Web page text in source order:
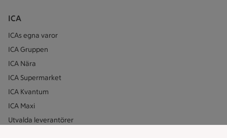
ICA
ICAs egna varor
ICA Gruppen
ICA Nära
ICA Supermarket
ICA Kvantum
ICA Maxi
Utvalda leverantörer